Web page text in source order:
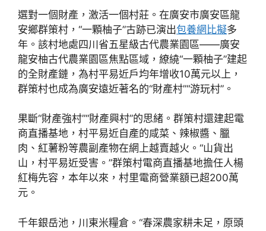
選對一個財產，激活一個村莊。在廣安市廣安區龍
安鄉群策村，“一顆柚子”古跡已演出包養網比擬多
年。該村地處四川省五星級古代農業園區——廣安
龍安柚古代農業園區焦點區域，繚繞“一顆柚子”建起
的全財產鏈，為村平易近戶均年增收10萬元以上，
群策村也成為廣安遠近著名的“財產村”“游玩村”。
果斷“財產強村”“財產興村”的思緒。群策村還建起電
商直播基地，村平易近自產的咸菜、辣椒醬、臘
肉、紅薯粉等農副產物在網上越賣越火。“山貨出
山，村平易近受害。”群策村電商直播基地擔任人楊
紅梅先容，本年以來，村里電商營業額已超200萬
元。
千年銀岳池，川東米糧倉。“春深農家耕未足，原頭